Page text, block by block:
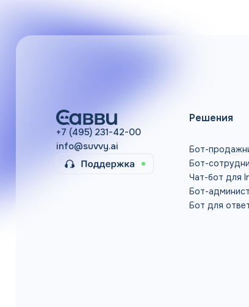
+7 (495) 231-42-00
info@suvvy.ai
Решения
Бот-
Бот-
Чат-бот для
Бот-
Бот для